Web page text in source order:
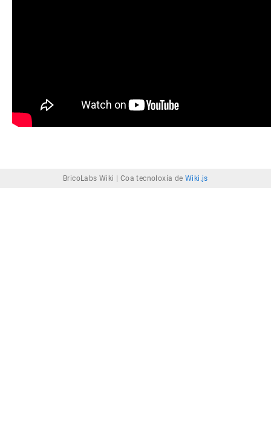
BricoLabs Wiki | Coa tecnoloxía deWiki.js